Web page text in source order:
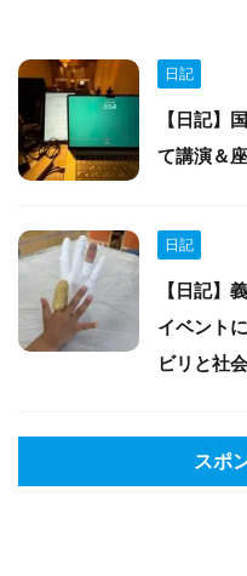
日記
【日記】
て講演＆
日記
【日記】
イベント
ビリと社
スポ